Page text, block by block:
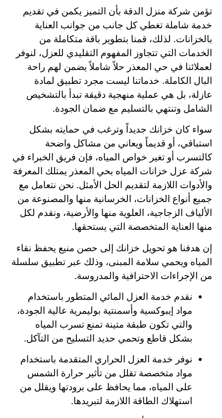
تؤمن شركة منزل الدقة بأن التميز يكمن في تقديم
خدمة شاملة تغطي كل جانب من جوانب العناية
بالخزانات. لذلك، قمنا بتطوير باقة متكاملة من
الخدمات التي تتجاوز المفهوم التقليدي للعزل، لنوفر
لعملائنا في حي المعذر حلاً شاملاً يضمن لهم راحة
البال الكاملة. خدماتنا ليست مجرد تطبيق لمادة
عازلة، بل هي عملية منهجية دقيقة تبدأ بالتشخيص
الشامل وتنتهي بالتسليم مع ضمان الجودة.
سواء كان خزانك جديداً وترغب في حمايته بشكل
استباقي، أو قديماً ويعاني من مشاكل واضحة
كالتسرب أو تغير خواص المياه، فإن فريق الخبراء في
شركة عزل خزانات المياه بحي المعذر يمتلك المعرفة
والأدوات اللازمة لتقديم الحل الأمثل. نحن نتعامل مع
جميع أنواع الخزانات، الخرسانية منها والمصنوعة من
الألياف الزجاجية، العلوية منها والأرضية، ونقدم لكل
منها العناية المتخصصة التي يستحقها.
إن هدفنا هو تحويل خزانك إلى حصن منيع يحفظ نقاء
المياه ويحمي سلامة المبنى، وذلك عبر تطبيق سلسلة
من الإجراءات الاحترافية والمدروسة.
نقدم خدمة العزل المائي المتطور باستخدام
مواد إيبوكسية وأسمنتية بوليمرية عالية الجودة،
والتي تكون طبقة متينة تمنع تسرب المياه
بشكل قاطع وتحمي حديد التسليح من التآكل.
نوفر خدمة العزل الحراري المتقدمة باستخدام
مواد متخصصة تقلل من تأثير حرارة الشمس
على المياه، مما يحافظ على برودتها ويقلل من
استهلاك الطاقة اللازمة لتبريدها.